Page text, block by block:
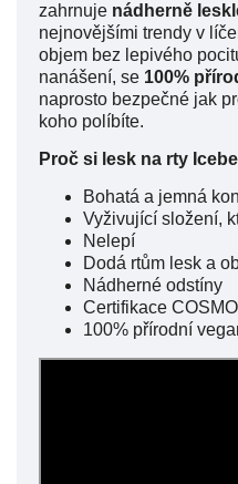
zahrnuje nádherně
nejnovějšími trendy v
objem bez lepivého
nanášení, se 100%
naprosto bezpečné jak
koho políbíte.
Proč si lesk na rty
Bohatá a jemná
Vyživující složení,
Nelepí
Dodá rtům lesk a
Nádherné odstíny
Certifikace
100% přírodní